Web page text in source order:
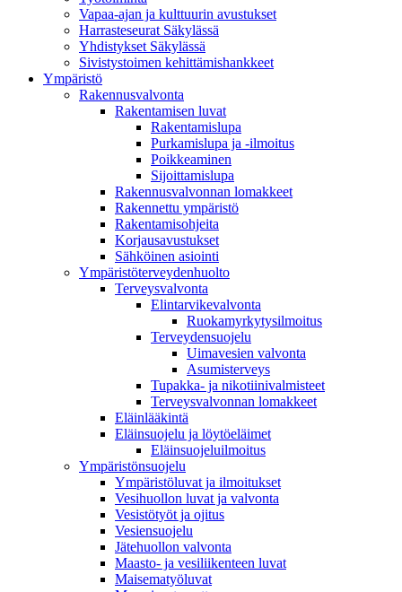
Vapaa-ajan ja kulttuurin avustukset
Harrasteseurat Säkylässä
Yhdistykset Säkylässä
Sivistystoimen kehittämishankkeet
Ympä­ristö
Rakennusvalvonta
Rakentamisen luvat
Rakentamislupa
Purkamislupa ja -ilmoitus
Poikkeaminen
Sijoittamislupa
Rakennusvalvonnan lomakkeet
Rakennettu ympäristö
Rakentamisohjeita
Korjausavustukset
Sähköinen asiointi
Ympäristöterveydenhuolto
Terveysvalvonta
Elintarvikevalvonta
Ruokamyrkytysilmoitus
Terveydensuojelu
Uimavesien valvonta
Asumisterveys
Tupakka- ja nikotiinivalmisteet
Terveysvalvonnan lomakkeet
Eläinlääkintä
Eläinsuojelu ja löytöeläimet
Eläinsuojeluilmoitus
Ympäristönsuojelu
Ympäristöluvat ja ilmoitukset
Vesihuollon luvat ja valvonta
Vesistötyöt ja ojitus
Vesiensuojelu
Jätehuollon valvonta
Maasto- ja vesiliikenteen luvat
Maisematyöluvat